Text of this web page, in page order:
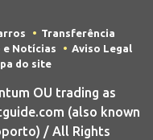
Transferência
e Notícias
Aviso Legal
do site
OU trading as
(also known
/ All Rights